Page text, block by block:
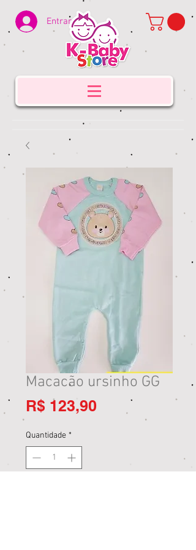
Entrar
Macacão ursinho GG
R$ 123,90 Preço
Quantidade *